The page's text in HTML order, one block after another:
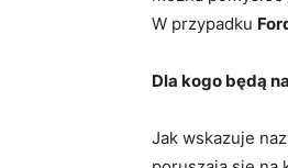
W przypadku
Dla kogo będą
Jak wskazuje